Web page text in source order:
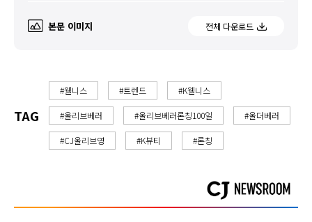
본문 이미지 전체 다운로드
TAG
#웰니스 #트렌드 #K웰니스
#올리브베러 #올리브베러론칭100일 #올더베러
#CJ올리브영 #K뷰티 #론칭